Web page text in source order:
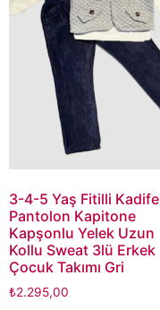
3-4-5 Yaş Fitilli Kadife
Pantolon Kapitone
Kapşonlu Yelek Uzun
Kollu Sweat 3lü Erkek
Çocuk Takımı Gri
₺2.295,00